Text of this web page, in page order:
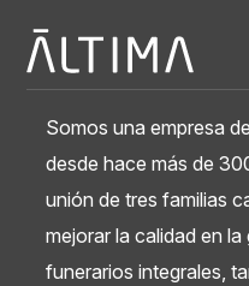
Somos una empresa
desde hace más de
unión de tres familias
mejorar la calidad en
funerarios integrales,